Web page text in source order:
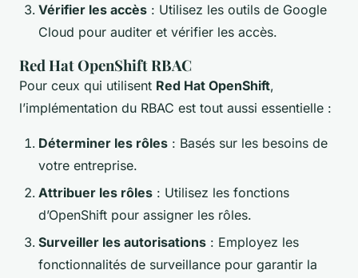
Vérifier les accès : Utilisez les outils de Google
Cloud pour auditer et vérifier les accès.
Red Hat OpenShift RBAC
Pour ceux qui utilisent Red Hat OpenShift,
l’implémentation du RBAC est tout aussi essentielle :
Déterminer les rôles : Basés sur les besoins de
votre entreprise.
Attribuer les rôles : Utilisez les fonctions
d’OpenShift pour assigner les rôles.
Surveiller les autorisations : Employez les
fonctionnalités de surveillance pour garantir la